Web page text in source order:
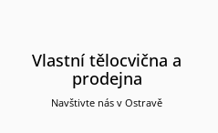
Vlastní tělocvična a
prodejna
Navštivte nás v Ostravě